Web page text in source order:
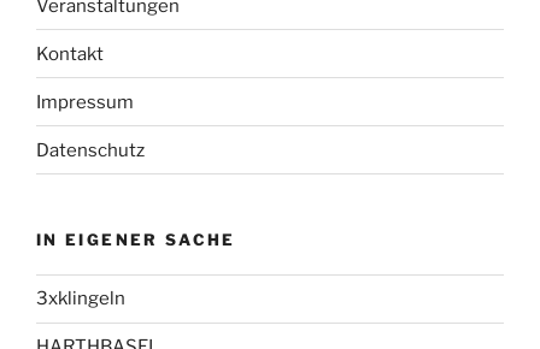
Veranstaltungen
Kontakt
Impressum
Datenschutz
IN EIGENER SACHE
3xklingeln